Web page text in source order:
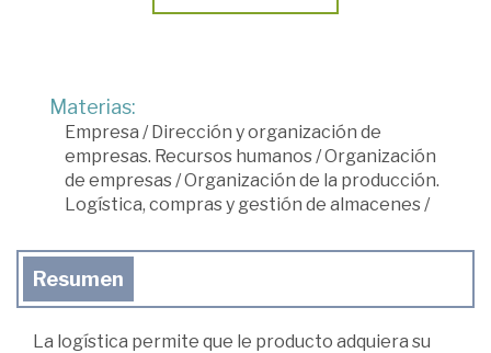
Materias:
Empresa /Dirección y organización de
empresas. Recursos humanos/Organización
de empresas/Organización de la producción.
Logística, compras y gestión de almacenes/
Resumen
La logística permite que le producto adquiera su